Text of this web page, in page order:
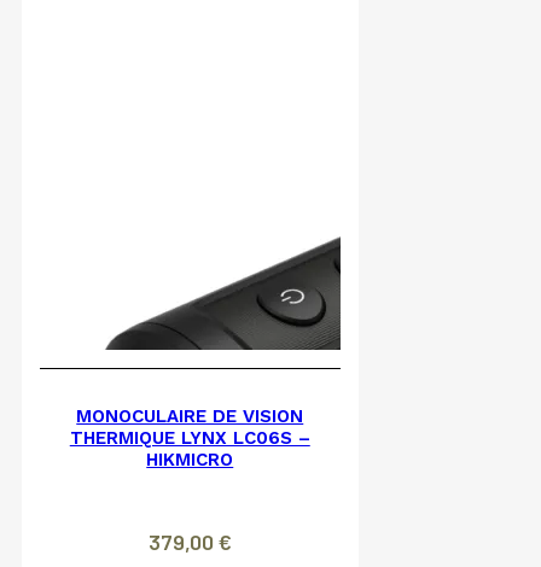
MONOCULAIRE DE VISION
THERMIQUE LYNX LC06S –
HIKMICRO
379,00 €